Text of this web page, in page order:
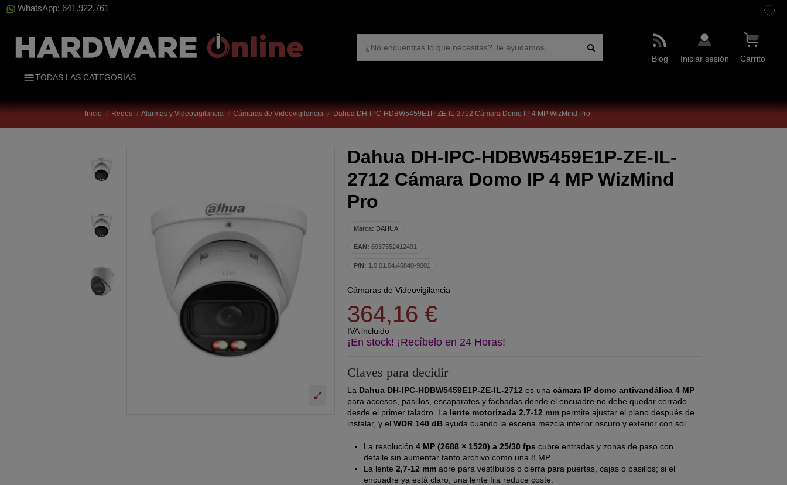
WhatsApp: 641.922.761
Blog Iniciar sesión Carrito
TODAS LAS CATEGORÍAS
Inicio Redes Alarmas y Videovigilancia Cámaras de Videovigilancia Dahua DH-IPC-HDBW5459E1P-ZE-IL-2712 Cámara Domo IP 4 MP WizMind Pro
Dahua DH-IPC-HDBW5459E1P-ZE-IL-
2712 Cámara Domo IP 4 MP WizMind
Pro
Marca: DAHUA
EAN: 6937552412491
P/N: 1.0.01.04.46840-9001
Cámaras de Videovigilancia
364,16 €
IVA incluido
¡En stock! ¡Recíbelo en 24 Horas!
Claves para decidir
La Dahua DH-IPC-HDBW5459E1P-ZE-IL-2712 es una cámara IP domo antivandálica 4 MP
para accesos, pasillos, escaparates y fachadas donde el encuadre no debe quedar cerrado
desde el primer taladro. La lente motorizada 2,7-12 mmpermite ajustar el plano después de
instalar, y el WDR 140 dBayuda cuando la escena mezcla interior oscuro y exterior con sol.
La resolución 4 MP (2688 × 1520) a 25/30 fps cubre entradas y zonas de paso con
detalle sin aumentar tanto archivo como una 8 MP.
La lente 2,7-12 mmabre para vestíbulos o cierra para puertas, cajas o pasillos; si el
encuadre ya está claro, una lente fija reduce coste.